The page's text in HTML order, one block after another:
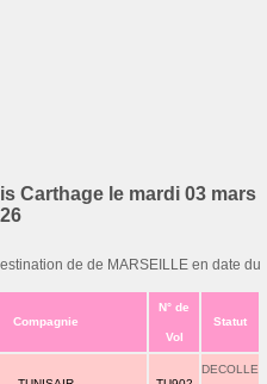
Carthage le mardi 03 mars
de de MARSEILLE en date du
Compagnie
N° de
Vol
Statut
DECOLLE